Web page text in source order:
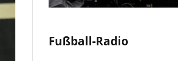
Fußball-Radio